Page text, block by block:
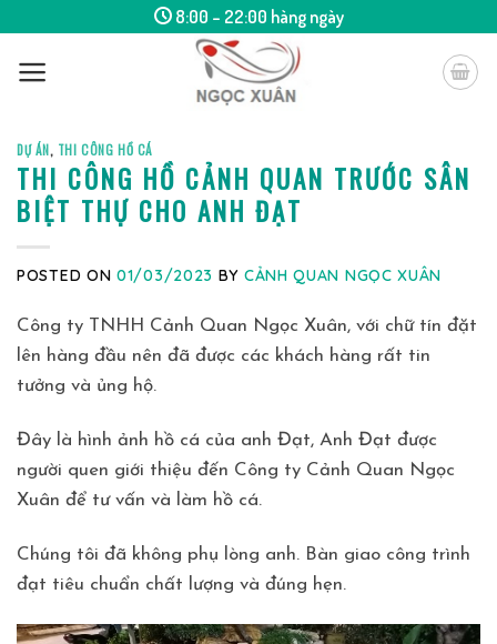
to
content
8:00 – 22:00 hàng ngày
DỰ ÁN, THI CÔNG HỒ CÁ
THI CÔNG HỒ CẢNH QUAN TRƯỚC SÂN
BIỆT THỰ CHO ANH ĐẠT
POSTED ON 01/03/2023 BY CẢNH QUAN NGỌC XUÂN
Công ty TNHH Cảnh Quan Ngọc Xuân, với chữ tín đặt
lên hàng đầu nên đã được các khách hàng rất tin
tưởng và ủng hộ.
Đây là hình ảnh hồ cá của anh Đạt, Anh Đạt được
người quen giới thiệu đến Công ty Cảnh Quan Ngọc
Xuân để tư vấn và làm hồ cá.
Chúng tôi đã không phụ lòng anh. Bàn giao công trình
đạt tiêu chuẩn chất lượng và đúng hẹn.